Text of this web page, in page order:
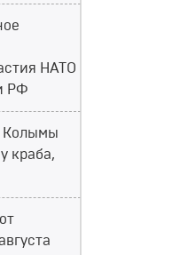
НАТО
РФ
Колымы
краба,